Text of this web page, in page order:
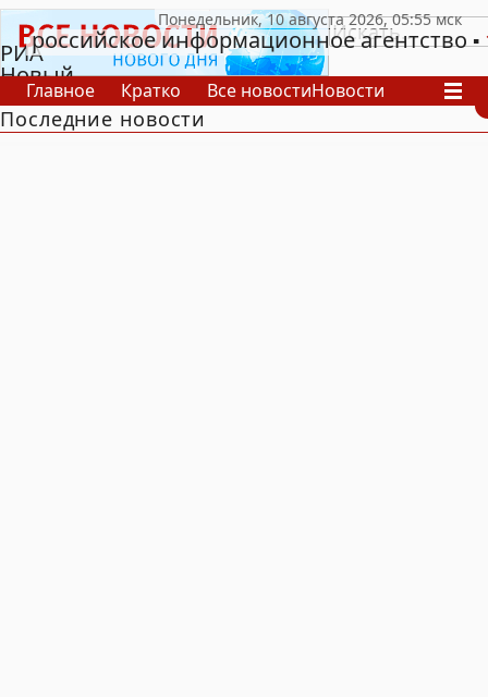
РИА
Новый
День
российское информационное агентство
Главное Кратко Все новостиНовости
В России
В мире
Последние новости